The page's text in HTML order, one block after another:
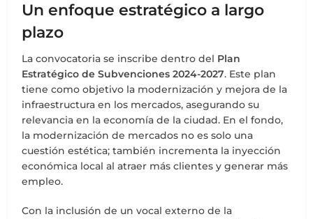
Un enfoque estratégico a largo
plazo
La convocatoria se inscribe dentro del Plan
Estratégico de Subvenciones 2024-2027. Este plan
tiene como objetivo la modernización y mejora de la
infraestructura en los mercados, asegurando su
relevancia en la economía de la ciudad. En el fondo,
la modernización de mercados no es solo una
cuestión estética; también incrementa la inyección
económica local al atraer más clientes y generar más
empleo.
Con la inclusión de un vocal externo de la